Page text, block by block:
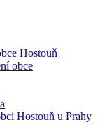
Hostouň
obce
Hostouň u Prahy